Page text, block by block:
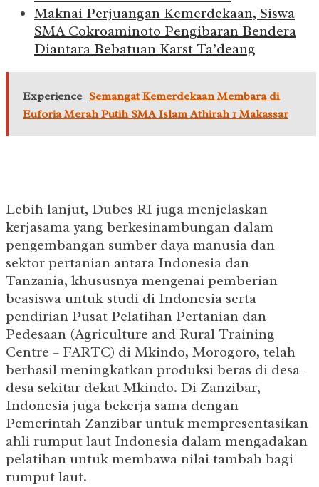
Maknai Perjuangan Kemerdekaan, Siswa
SMA Cokroaminoto Pengibaran Bendera
Diantara Bebatuan Karst Ta’deang
Experience Semangat Kemerdekaan Membara di
Euforia Merah Putih SMA Islam Athirah 1 Makassar
Lebih lanjut, Dubes RI juga menjelaskan
kerjasama yang berkesinambungan dalam
pengembangan sumber daya manusia dan
sektor pertanian antara Indonesia dan
Tanzania, khususnya mengenai pemberian
beasiswa untuk studi di Indonesia serta
pendirian Pusat Pelatihan Pertanian dan
Pedesaan (Agriculture and Rural Training
Centre – FARTC) di Mkindo, Morogoro, telah
berhasil meningkatkan produksi beras di desa-
desa sekitar dekat Mkindo. Di Zanzibar,
Indonesia juga bekerja sama dengan
Pemerintah Zanzibar untuk mempresentasikan
ahli rumput laut Indonesia dalam mengadakan
pelatihan untuk membawa nilai tambah bagi
rumput laut.